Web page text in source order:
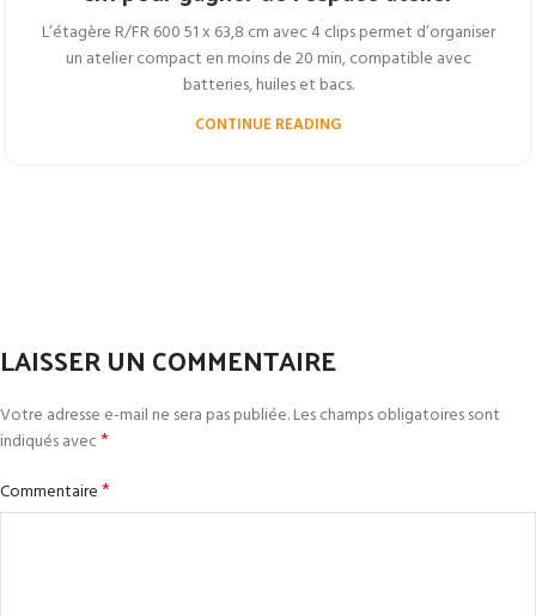
L’étagère R/FR 600 51 x 63,8 cm avec 4 clips permet d’organiser
un atelier compact en moins de 20 min, compatible avec
batteries, huiles et bacs.
CONTINUE READING
LAISSER UN COMMENTAIRE
Votre adresse e-mail ne sera pas publiée.Les champs obligatoires sont
indiqués avec*
Commentaire*